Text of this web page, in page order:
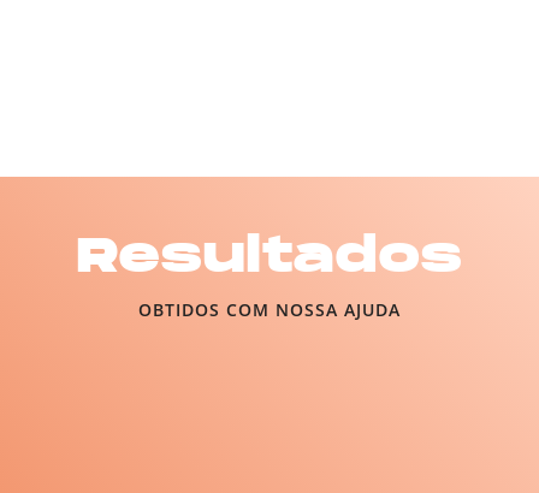
Resultados
OBTIDOS COM NOSSA AJUDA